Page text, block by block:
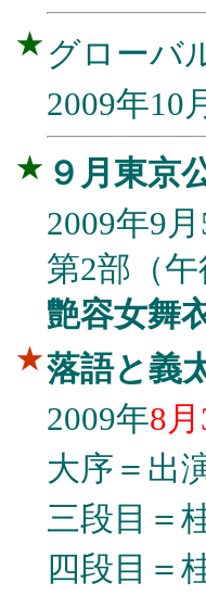
★ グローバ
2009年
★ ９月東京
2009年9
第2部（午
艶容女舞
★落語と義
2009年8月
大序＝出
三段目＝
四段目＝